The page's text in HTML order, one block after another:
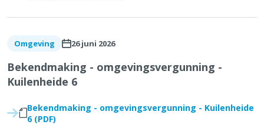
Omgeving 26 juni 2026
Bekendmaking - omgevingsvergunning -
Kuilenheide 6
Bekendmaking - omgevingsvergunning - Kuilenheide
6 (PDF)